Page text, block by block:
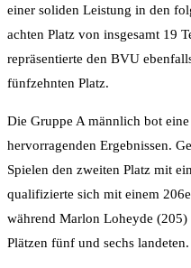
einer soliden Leistung in den
achten Platz von insgesamt 19
repräsentierte den BVU
fünfzehnten Platz.
Die Gruppe A männlich bot
hervorragenden Ergebnissen.
Spielen den zweiten Platz mit
qualifizierte sich mit einem
während Marlon Loheyde
Plätzen fünf und sechs landeten.